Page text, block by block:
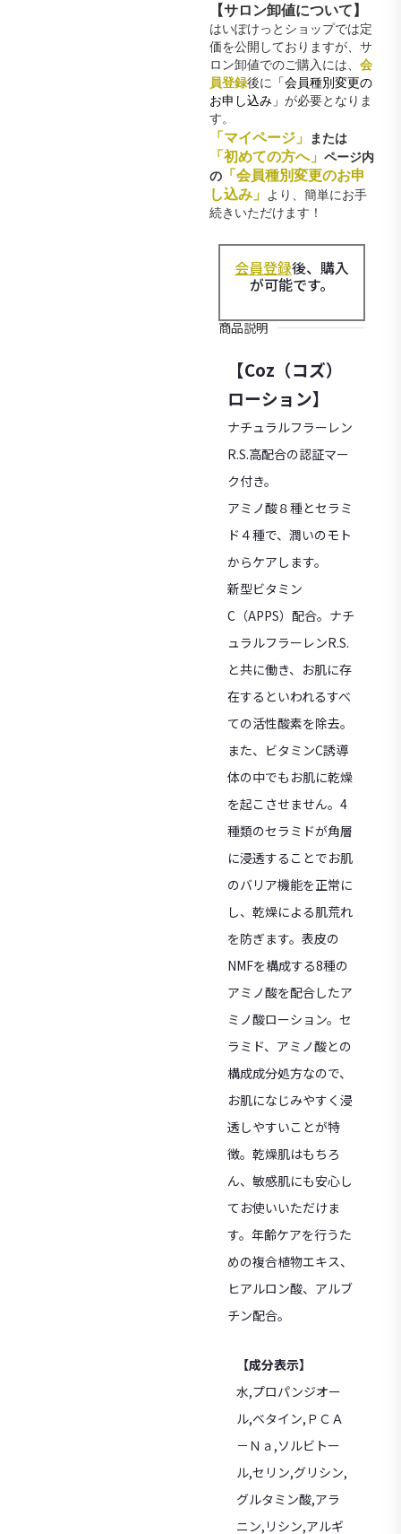
【サロン卸値について】
はいぽけっとショップでは定
価を公開しておりますが、サ
ロン卸値でのご購入には、 会
員登録後に 「会員種別変更の
お申し込み」 が必要となりま
す。
「マイページ」 または
「初めての方へ」 ページ内
の 「会員種別変更のお申
し込み」 より、簡単にお手
続きいただけます！
会員登録後、購入
が可能です。
商品説明
【Coz（コズ）
ローション】
ナチュラルフラーレン
R.S.高配合の認証マー
ク付き。
アミノ酸８種とセラミ
ド４種で、潤いのモト
からケアします。
新型ビタミン
C（APPS）配合。ナチ
ュラルフラーレンR.S.
と共に働き、お肌に存
在するといわれるすべ
ての活性酸素を除去。
また、ビタミンC誘導
体の中でもお肌に乾燥
を起こさせません。4
種類のセラミドが角層
に浸透することでお肌
のバリア機能を正常に
し、乾燥による肌荒れ
を防ぎます。表皮の
NMFを構成する8種の
アミノ酸を配合したア
ミノ酸ローション。セ
ラミド、アミノ酸との
構成成分処方なので、
お肌になじみやすく浸
透しやすいことが特
徴。乾燥肌はもちろ
ん、敏感肌にも安心し
てお使いいただけま
す。年齢ケアを行うた
めの複合植物エキス、
ヒアルロン酸、アルブ
チン配合。
【成分表示】
水,プロパンジオー
ル,ベタイン,ＰＣＡ
－Ｎａ,ソルビトー
ル,セリン,グリシン,
グルタミン酸,アラ
ニン,リシン,アルギ